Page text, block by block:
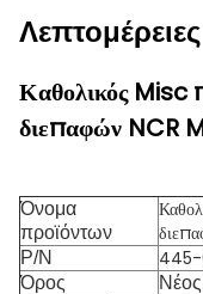
Καθολικός Misc
διεπαφών NCR
Όνομα
προϊόντων
P/N
Όρος